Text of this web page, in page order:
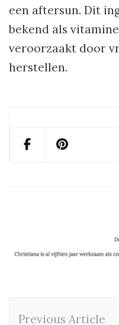
een aftersun. Dit
bekend als
veroorzaakt door
herstellen.
Previous Article